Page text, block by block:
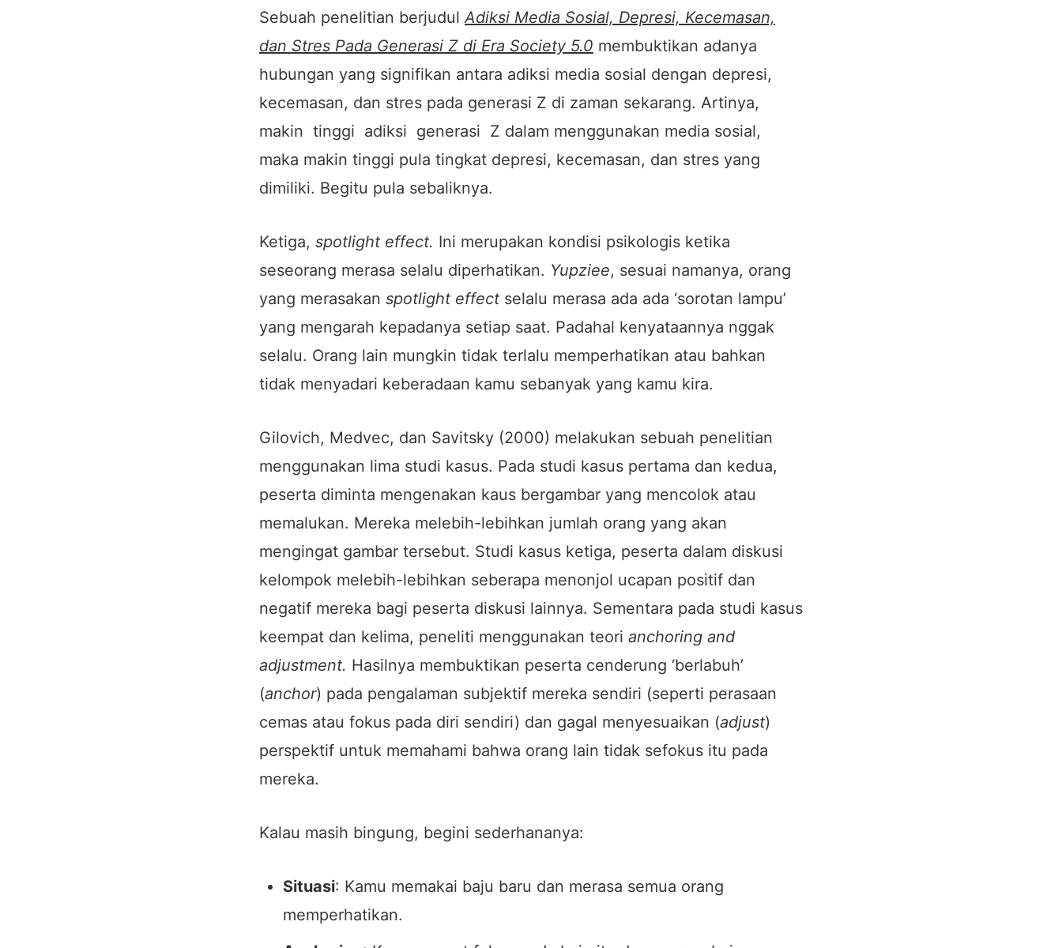
Sebuah penelitian berjudul Adiksi Media Sosial, Depresi, Kecemasan,
dan Stres Pada Generasi Z di Era Society 5.0 membuktikan adanya
hubungan yang signifikan antara adiksi media sosial dengan depresi,
kecemasan, dan stres pada generasi Z di zaman sekarang. Artinya,
makin tinggi adiksi generasi Z dalam menggunakan media sosial,
maka makin tinggi pula tingkat depresi, kecemasan, dan stres yang
dimiliki. Begitu pula sebaliknya.
Ketiga, spotlight effect. Ini merupakan kondisi psikologis ketika
seseorang merasa selalu diperhatikan. Yupziee, sesuai namanya, orang
yang merasakan spotlight effect selalu merasa ada ada ‘sorotan lampu’
yang mengarah kepadanya setiap saat. Padahal kenyataannya nggak
selalu. Orang lain mungkin tidak terlalu memperhatikan atau bahkan
tidak menyadari keberadaan kamu sebanyak yang kamu kira.
Gilovich, Medvec, dan Savitsky (2000) melakukan sebuah penelitian
menggunakan lima studi kasus. Pada studi kasus pertama dan kedua,
peserta diminta mengenakan kaus bergambar yang mencolok atau
memalukan. Mereka melebih-lebihkan jumlah orang yang akan
mengingat gambar tersebut. Studi kasus ketiga, peserta dalam diskusi
kelompok melebih-lebihkan seberapa menonjol ucapan positif dan
negatif mereka bagi peserta diskusi lainnya. Sementara pada studi kasus
keempat dan kelima, peneliti menggunakan teori anchoring and
adjustment. Hasilnya membuktikan peserta cenderung ‘berlabuh’
(anchor) pada pengalaman subjektif mereka sendiri (seperti perasaan
cemas atau fokus pada diri sendiri) dan gagal menyesuaikan (adjust)
perspektif untuk memahami bahwa orang lain tidak sefokus itu pada
mereka.
Kalau masih bingung, begini sederhananya:
Situasi: Kamu memakai baju baru dan merasa semua orang
memperhatikan.